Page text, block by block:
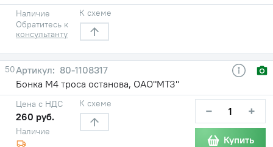
Наличие
Обратитесь к
консультанту
К схеме
50
80-1108317
Бонка М4 троса останова, ОАО"МТЗ"
Наличие
Цена с НДС
260 руб.
К схеме − +
Купить